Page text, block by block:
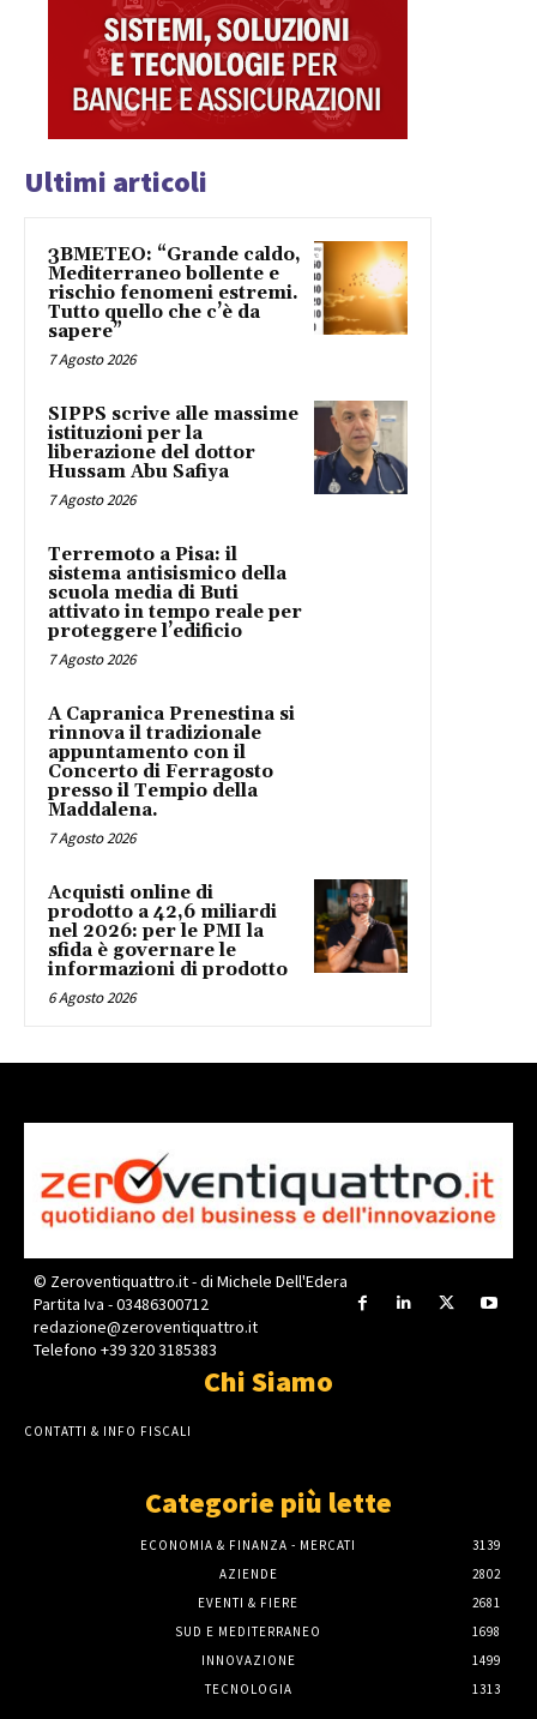
Ultimi articoli
3BMETEO: “Grande caldo,
Mediterraneo bollente e
rischio fenomeni estremi.
Tutto quello che c’è da
sapere”
7 Agosto 2026
SIPPS scrive alle massime
istituzioni per la
liberazione del dottor
Hussam Abu Safiya
7 Agosto 2026
Terremoto a Pisa: il
sistema antisismico della
scuola media di Buti
attivato in tempo reale per
proteggere l’edificio
7 Agosto 2026
A Capranica Prenestina si
rinnova il tradizionale
appuntamento con il
Concerto di Ferragosto
presso il Tempio della
Maddalena.
7 Agosto 2026
Acquisti online di
prodotto a 42,6 miliardi
nel 2026: per le PMI la
sfida è governare le
informazioni di prodotto
6 Agosto 2026
© Zeroventiquattro.it - di Michele Dell'Edera
Partita Iva - 03486300712
redazione@zeroventiquattro.it
Telefono +39 320 3185383
Chi Siamo
CONTATTI & INFO FISCALI
Categorie più lette
ECONOMIA & FINANZA - MERCATI
3139
AZIENDE
2802
EVENTI & FIERE
2681
SUD E MEDITERRANEO
1698
INNOVAZIONE
1499
TECNOLOGIA
1313